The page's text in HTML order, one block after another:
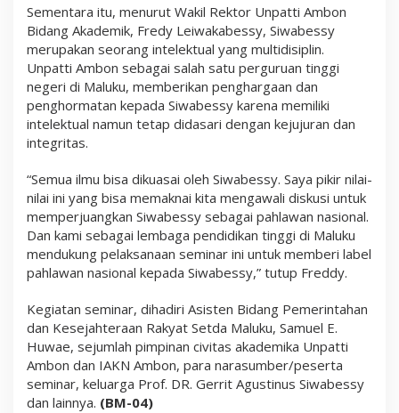
Sementara itu, menurut Wakil Rektor Unpatti Ambon
Bidang Akademik, Fredy Leiwakabessy, Siwabessy
merupakan seorang intelektual yang multidisiplin.
Unpatti Ambon sebagai salah satu perguruan tinggi
negeri di Maluku, memberikan penghargaan dan
penghormatan kepada Siwabessy karena memiliki
intelektual namun tetap didasari dengan kejujuran dan
integritas.
“Semua ilmu bisa dikuasai oleh Siwabessy. Saya pikir nilai-
nilai ini yang bisa memaknai kita mengawali diskusi untuk
memperjuangkan Siwabessy sebagai pahlawan nasional.
Dan kami sebagai lembaga pendidikan tinggi di Maluku
mendukung pelaksanaan seminar ini untuk memberi label
pahlawan nasional kepada Siwabessy,” tutup Freddy.
Kegiatan seminar, dihadiri Asisten Bidang Pemerintahan
dan Kesejahteraan Rakyat Setda Maluku, Samuel E.
Huwae, sejumlah pimpinan civitas akademika Unpatti
Ambon dan IAKN Ambon, para narasumber/peserta
seminar, keluarga Prof. DR. Gerrit Agustinus Siwabessy
dan lainnya. (BM-04)